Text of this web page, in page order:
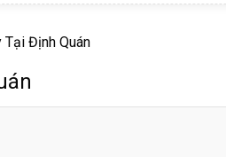
Tại Định Quán